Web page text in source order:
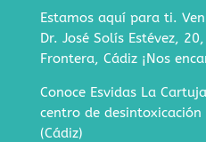
Estamos aquí para ti.
Dr. José Solís Estévez,
Frontera, Cádiz¡Nos
Conoce Esvidas La
centro de
(Cádiz)